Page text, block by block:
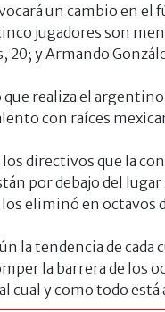
un cambio en
jugadores son
20; y Armando
realiza el
con raíces
los directivos que la
por debajo del
eliminó en octavos
la tendencia de
la barrera de los
cual y como todo está